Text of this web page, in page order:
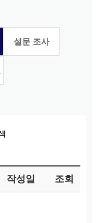
설문 조사
작성일 조회